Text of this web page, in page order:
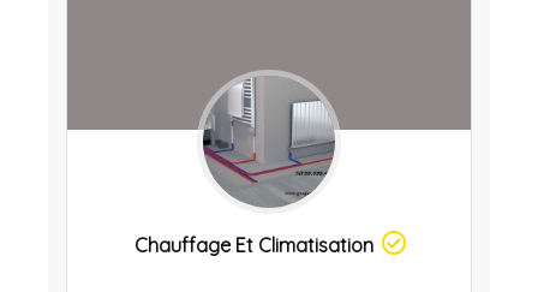
Chauffage Et Climatisation